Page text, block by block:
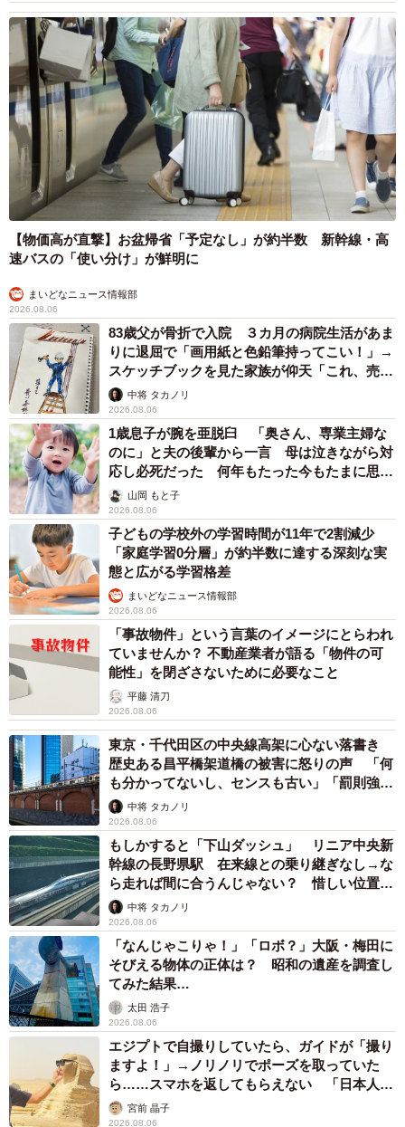
【物価高が直撃】お盆帰省「予定なし」が約半数 新幹線・高
速バスの「使い分け」が鮮明に
まいどなニュース情報部
2026.08.06
83歳父が骨折で入院 ３カ月の病院生活があま
りに退屈で「画用紙と色鉛筆持ってこい！」→
スケッチブックを見た家族が仰天「これ、売れ
ますよ…」
中将 タカノリ
2026.08.06
1歳息子が腕を亜脱臼 「奥さん、専業主婦な
のに」と夫の後輩から一言 母は泣きながら対
応し必死だった 何年もたった今もたまに思い
出し…山岡 もと子
2026.08.06
子どもの学校外の学習時間が11年で2割減少
「家庭学習0分層」が約半数に達する深刻な実
態と広がる学習格差
まいどなニュース情報部
2026.08.06
「事故物件」という言葉のイメージにとらわれ
ていませんか？ 不動産業者が語る「物件の可
能性」を閉ざさないために必要なこと
平藤 清刀
2026.08.06
東京・千代田区の中央線高架に心ない落書き
歴史ある昌平橋架道橋の被害に怒りの声 「何
も分かってないし、センスも古い」「罰則強化
して」中将 タカノリ
2026.08.06
もしかすると「下山ダッシュ」 リニア中央新
幹線の長野県駅 在来線との乗り継ぎなし→な
ら走れば間に合うんじゃない？ 惜しい位置関
係が反響
中将 タカノリ
2026.08.06
「なんじゃこりゃ！」「ロボ？」大阪・梅田に
そびえる物体の正体は？ 昭和の遺産を調査し
てみた結果…
太田 浩子
2026.08.06
エジプトで自撮りしていたら、ガイドが「撮り
ますよ！」→ノリノリでポーズを取っていた
ら……スマホを返してもらえない 「日本人は
カモ代表かも」「私は6時間で3万円払った」
宮前 晶子
2026.08.06